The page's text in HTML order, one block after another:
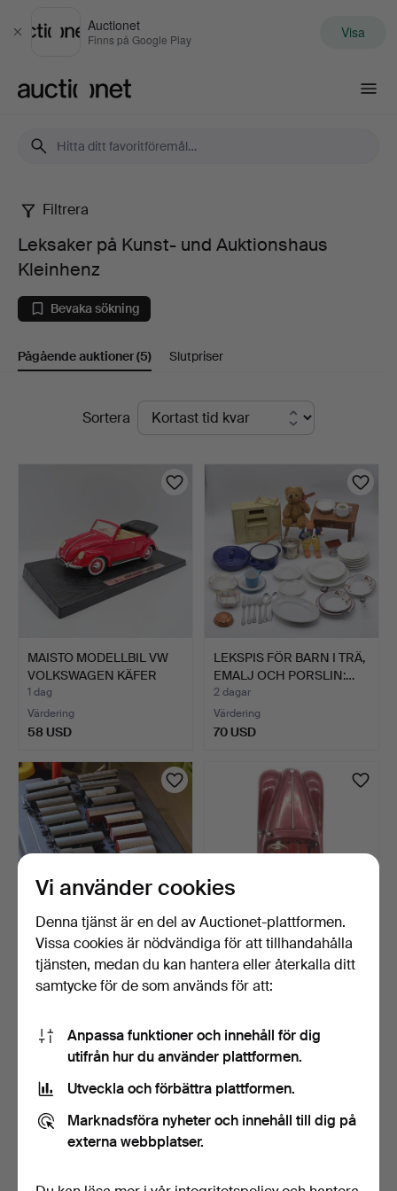
Stäng
Auctionet
Finns på Google Play Visa
Leksaker
på
Kunst-
und
Kleinhenz
Filtrera
Leksaker på Kunst- und Auktionshaus
Kleinhenz
Bevaka sökning
Pågående auktioner(5) Slutpriser
PågåendeSortera
MAISTO MODELLBIL VW
VOLKSWAGEN KÄFER
BEETL…
1 dag
Värdering
58 USD
LEKSPIS FÖR BARN I TRÄ,
EMALJ OCH PORSLIN:…
2 dagar
Värdering
70 USD
MÄRKLIN,
MODELLJÄRNVÄGSKONV
OLUT, TYSKLAND,…
3 dagar
463 USD
SCHUCO. EXAMICO 4001,
MODELLBIL MADE IN U.…
10 dagar
105 USD
Vi använder cookies
Denna tjänst är en del av Auctionet-plattformen.
Vissa cookies är nödvändiga för att tillhandahålla
tjänsten, medan du kan hantera eller återkalla ditt
samtycke för de som används för att:
Anpassa funktioner och innehåll för dig
utifrån hur du använder plattformen.
Utveckla och förbättra plattformen.
Marknadsföra nyheter och innehåll till dig på
externa webbplatser.